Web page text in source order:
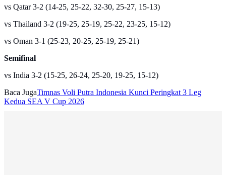
vs Qatar 3-2 (14-25, 25-22, 32-30, 25-27, 15-13)
vs Thailand 3-2 (19-25, 25-19, 25-22, 23-25, 15-12)
vs Oman 3-1 (25-23, 20-25, 25-19, 25-21)
Semifinal
vs India 3-2 (15-25, 26-24, 25-20, 19-25, 15-12)
Baca JugaTimnas Voli Putra Indonesia Kunci Peringkat 3 Leg
Kedua SEA V Cup 2026